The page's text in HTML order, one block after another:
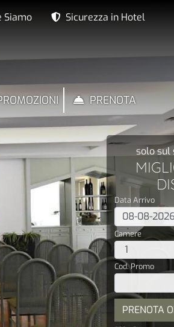
Siamo Sicurezza in Hotel
PRENOTA
solo sul
Data Arrivo
Camere
Cod. Promo
PRENOTA